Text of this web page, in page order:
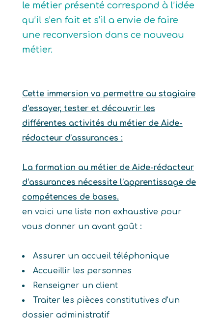
le métier présenté correspond à l’idée
qu’il s’en fait et s’il a envie de faire
une reconversion dans ce nouveau
métier.
Cette immersion va permettre au stagiaire
d’essayer, tester et découvrir les
différentes activités du métier de Aide-
rédacteur d’assurances :
La formation au métier de Aide-rédacteur
d’assurances nécessite l’apprentissage de
compétences de bases.
en voici une liste non exhaustive pour
vous donner un avant goût :
Assurer un accueil téléphonique
Accueillir les personnes
Renseigner un client
Traiter les pièces constitutives d'un
dossier administratif